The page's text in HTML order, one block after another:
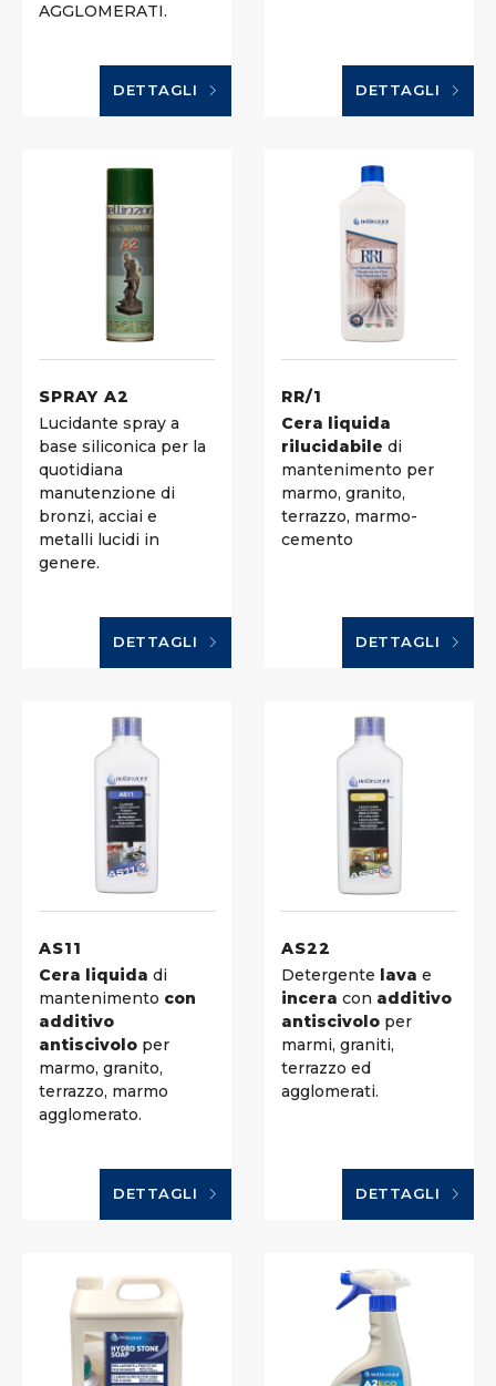
AGGLOMERATI.
DETTAGLI DETTAGLI
SPRAY A2
Lucidante spray a
base siliconica per la
quotidiana
manutenzione di
bronzi, acciai e
metalli lucidi in
genere.
DETTAGLI
RR/1
Cera liquida
rilucidabile di
mantenimento per
marmo, granito,
terrazzo, marmo-
cemento
DETTAGLI
AS11
Cera liquida di
mantenimento con
additivo
antiscivolo per
marmo, granito,
terrazzo, marmo
agglomerato.
DETTAGLI
AS22
Detergente lava e
incera con additivo
antiscivolo per
marmi, graniti,
terrazzo ed
agglomerati.
DETTAGLI